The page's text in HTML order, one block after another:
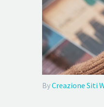
ByCreazione Siti